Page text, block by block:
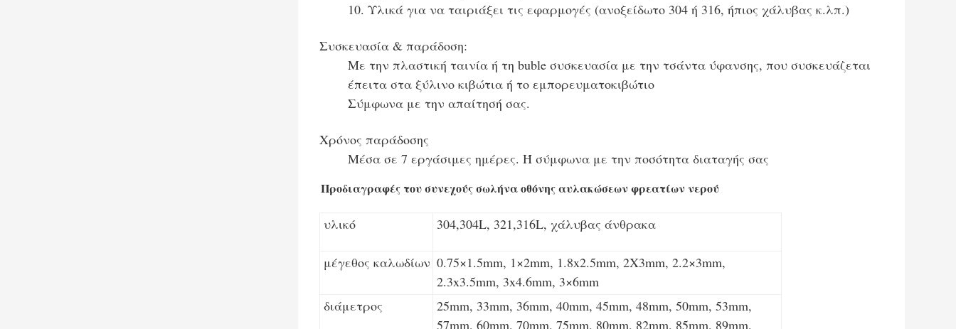
10. Υλικά για να ταιριάξει τις εφαρμογές (ανοξείδωτο 304 ή 316, ήπιος χάλυβας κ.λπ.)
Συσκευασία & παράδοση:
Με την πλαστική ταινία ή τη buble συσκευασία με την τσάντα ύφανσης, που συσκευάζεται
έπειτα στα ξύλινο κιβώτια ή το εμπορευματοκιβώτιο
Σύμφωνα με την απαίτησή σας.
Χρόνος παράδοσης
Μέσα σε 7 εργάσιμες ημέρες. Ή σύμφωνα με την ποσότητα διαταγής σας
Προδιαγραφές τουσυνεχούς σωλήνα οθόνης αυλακώσεων φρεατίων νερού
υλικό 304,304L, 321,316L, χάλυβας άνθρακα
μέγεθος καλωδίων 0.75×1.5mm, 1×2mm, 1.8x2.5mm, 2X3mm, 2.2×3mm,
2.3x3.5mm, 3x4.6mm, 3×6mm
διάμετρος
25mm, 33mm, 36mm, 40mm, 45mm, 48mm, 50mm, 53mm,
57mm, 60mm, 70mm, 75mm, 80mm, 82mm, 85mm, 89mm,